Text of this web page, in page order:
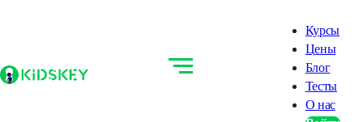
Курсы
Цены
Блог
Тесты
О нас